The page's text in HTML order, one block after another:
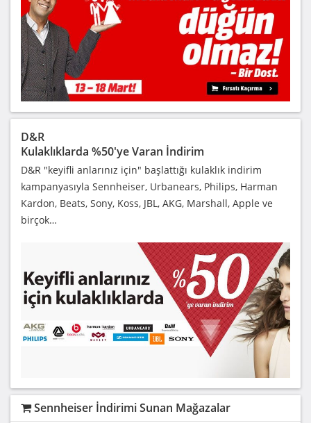
D&R
Kulaklıklarda %50'ye Varan İndirim
D&R "keyifli anlarınız için" başlattığı kulaklık indirim
kampanyasıyla Sennheiser, Urbanears, Philips, Harman
Kardon, Beats, Sony, Koss, JBL, AKG, Marshall, Apple ve
birçok…
Sennheiser İndirimi Sunan Mağazalar